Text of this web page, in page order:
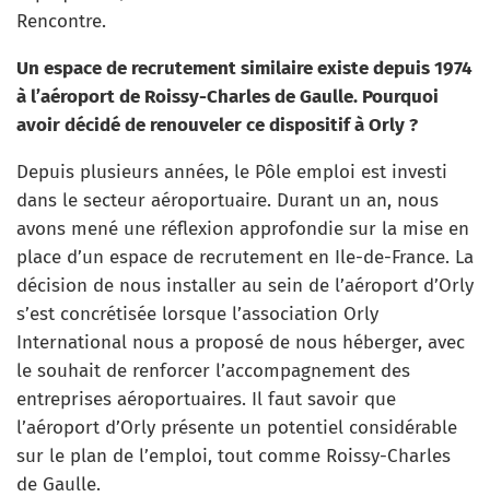
Rencontre.
Un espace de recrutement similaire existe depuis 1974
à l’aéroport de Roissy-Charles de Gaulle. Pourquoi
avoir décidé de renouveler ce dispositif à Orly ?
Depuis plusieurs années, le Pôle emploi est investi
dans le secteur aéroportuaire. Durant un an, nous
avons mené une réflexion approfondie sur la mise en
place d’un espace de recrutement en Ile-de-France. La
décision de nous installer au sein de l’aéroport d’Orly
s’est concrétisée lorsque l’association Orly
International nous a proposé de nous héberger, avec
le souhait de renforcer l’accompagnement des
entreprises aéroportuaires. Il faut savoir que
l’aéroport d’Orly présente un potentiel considérable
sur le plan de l’emploi, tout comme Roissy-Charles
de Gaulle.